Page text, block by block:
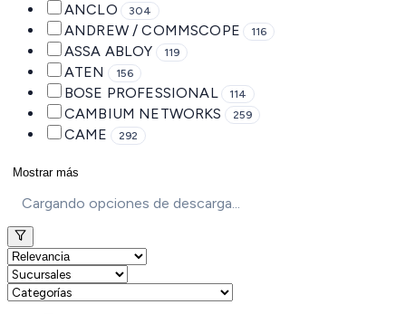
ANCLO 304
ANDREW / COMMSCOPE 116
ASSA ABLOY 119
ATEN 156
BOSE PROFESSIONAL 114
CAMBIUM NETWORKS 259
CAME 292
Mostrar más
Cargando opciones de descarga...